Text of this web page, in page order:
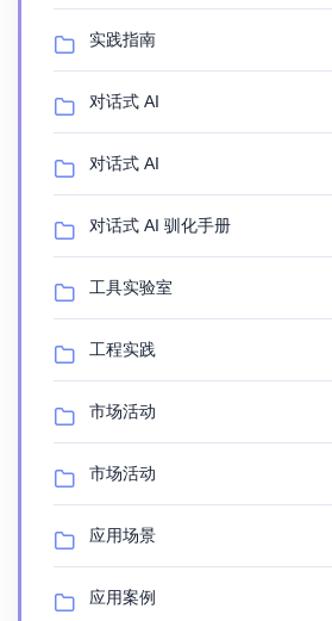
实践指南
对话式 AI
对话式 AI
对话式 AI 驯化手册
工具实验室
工程实践
市场活动
市场活动
应用场景
应用案例